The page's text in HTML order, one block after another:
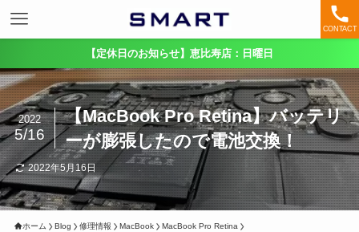
CONTACT
【定休日のお知らせ】恵比寿店：日曜日
【MacBook Pro Retina】バッテリ
ーが膨張したので電池交換！
2022
5/16
2022年5月16日
ホーム Blog 修理情報 MacBook MacBook Pro Retina